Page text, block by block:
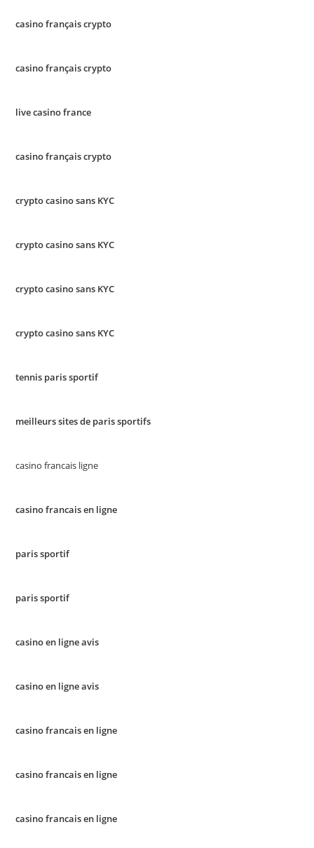
casino français crypto
casino français crypto
live casino france
casino français crypto
crypto casino sans KYC
crypto casino sans KYC
crypto casino sans KYC
crypto casino sans KYC
tennis paris sportif
meilleurs sites de paris sportifs
casino francais ligne
casino francais en ligne
paris sportif
paris sportif
casino en ligne avis
casino en ligne avis
casino francais en ligne
casino francais en ligne
casino francais en ligne